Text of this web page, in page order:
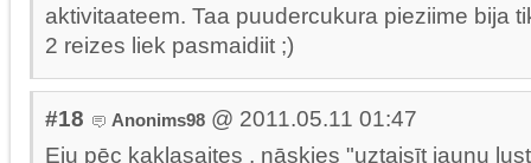
aktivitaateem. Taa puudercukura pieziime bija
2 reizes liek pasmaidiit ;)
#18 Anonims98 @ 2011.05.11 01:47
Eju pēc kaklasaites , nāskies "uztaisīt jaunu